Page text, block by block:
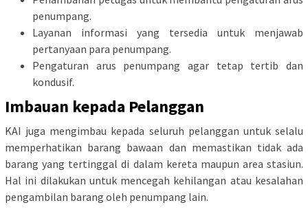
penumpang.
Layanan informasi yang tersedia untuk menjawab
pertanyaan para penumpang.
Pengaturan arus penumpang agar tetap tertib dan
kondusif.
Imbauan kepada Pelanggan
KAI juga mengimbau kepada seluruh pelanggan untuk selalu
memperhatikan barang bawaan dan memastikan tidak ada
barang yang tertinggal di dalam kereta maupun area stasiun.
Hal ini dilakukan untuk mencegah kehilangan atau kesalahan
pengambilan barang oleh penumpang lain.